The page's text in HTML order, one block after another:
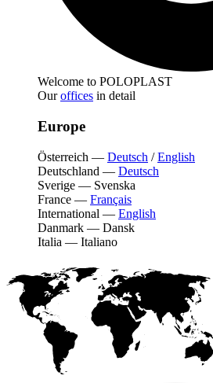
Welcome to POLOPLAST
Ouroffices in detail
Europe
Österreich — Deutsch /English
Deutschland — Deutsch
Sverige — Svenska
France — Français
International — English
Danmark — Dansk
Italia — Italiano